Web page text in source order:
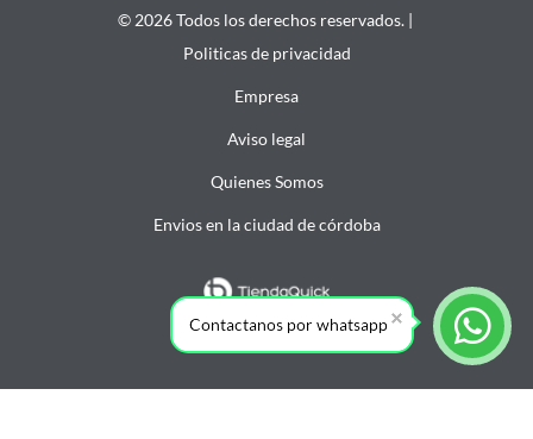
© 2026 Todos los derechos reservados. |
Politicas de privacidad
Empresa
Aviso legal
Quienes Somos
Envios en la ciudad de córdoba
Contactanos por whatsapp